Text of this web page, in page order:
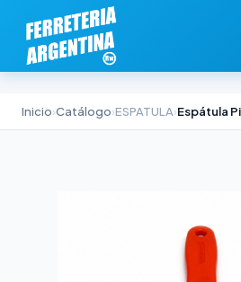
Inicio›Catálogo›ESPATULA›